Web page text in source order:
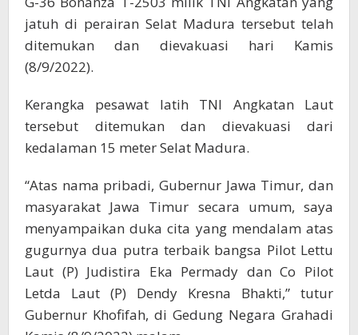
jatuh di perairan Selat Madura tersebut telah
ditemukan dan dievakuasi hari Kamis
(8/9/2022).
Kerangka pesawat latih TNI Angkatan Laut
tersebut ditemukan dan dievakuasi dari
kedalaman 15 meter Selat Madura.
“Atas nama pribadi, Gubernur Jawa Timur, dan
masyarakat Jawa Timur secara umum, saya
menyampaikan duka cita yang mendalam atas
gugurnya dua putra terbaik bangsa Pilot Lettu
Laut (P) Judistira Eka Permady dan Co Pilot
Letda Laut (P) Dendy Kresna Bhakti,” tutur
Gubernur Khofifah, di Gedung Negara Grahadi